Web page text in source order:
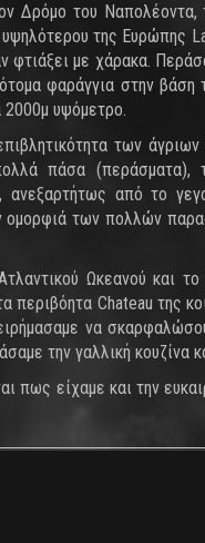
Δρόμο του Ναπολέοντα,
της Ευρώπης
φτιάξει με χάρακα.
φαράγγια στην βάση
2000μ υψόμετρο.
των
πάσα (περάσματα),
ανεξαρτήτως από το
των πολλών
Ωκεανού και
περιβόητα Chateau της
να
την γαλλική κουζίνα
πως είχαμε και την